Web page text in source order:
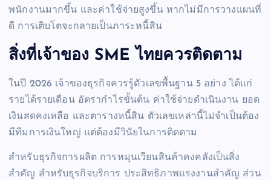
พนักงานมากขึ้น และค่าใช้จ่ายสูงขึ้น หากไม่มีการวางแผนที่
ดี การเติบโตจะกลายเป็นภาระหนี้สิน
สิ่งที่เจ้าของ SME ไทยควรติดตาม
ในปี 2026 เจ้าของธุรกิจควรรู้ตัวเลขพื้นฐาน 5 อย่าง ได้แก่
รายได้รายเดือน อัตรากำไรขั้นต้น ค่าใช้จ่ายดำเนินงาน ยอด
เงินสดคงเหลือ และตารางหนี้สิน ตัวเลขเหล่านี้ไม่จำเป็นต้อง
มีทีมการเงินใหญ่ แต่ต้องมีวินัยในการติดตาม
สำหรับธุรกิจการผลิต การหมุนเวียนสินค้าคงคลังเป็นสิ่ง
สำคัญ สำหรับธุรกิจบริการ ประสิทธิภาพแรงงานสำคัญ ส่วน